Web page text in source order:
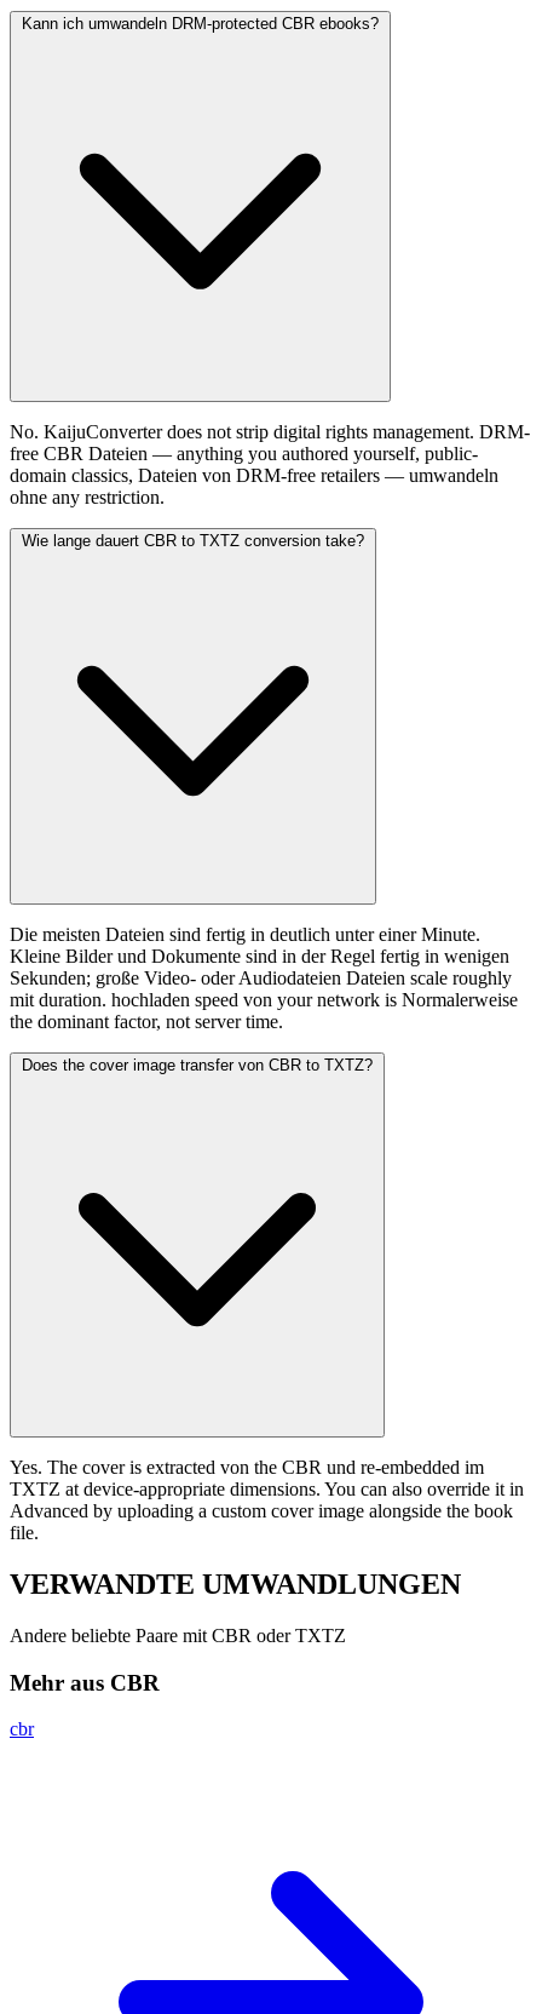
Kann ich umwandeln DRM-protected CBR ebooks?
No. KaijuConverter does not strip digital rights management. DRM-
free CBR Dateien — anything you authored yourself, public-
domain classics, Dateien von DRM-free retailers — umwandeln
ohne any restriction.
Wie lange dauert CBR to TXTZ conversion take?
Die meisten Dateien sind fertig in deutlich unter einer Minute.
Kleine Bilder und Dokumente sind in der Regel fertig in wenigen
Sekunden; große Video- oder Audiodateien Dateien scale roughly
mit duration. hochladen speed von your network is Normalerweise
the dominant factor, not server time.
Does the cover image transfer von CBR to TXTZ?
Yes. The cover is extracted von the CBR und re-embedded im
TXTZ at device-appropriate dimensions. You can also override it in
Advanced by uploading a custom cover image alongside the book
file.
VERWANDTE UMWANDLUNGEN
Andere beliebte Paare mit CBR oder TXTZ
Mehr aus CBR
cbr